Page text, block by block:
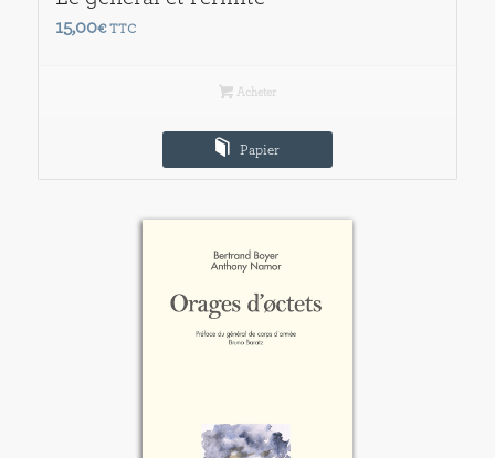
15,00€ TTC
Acheter
Papier